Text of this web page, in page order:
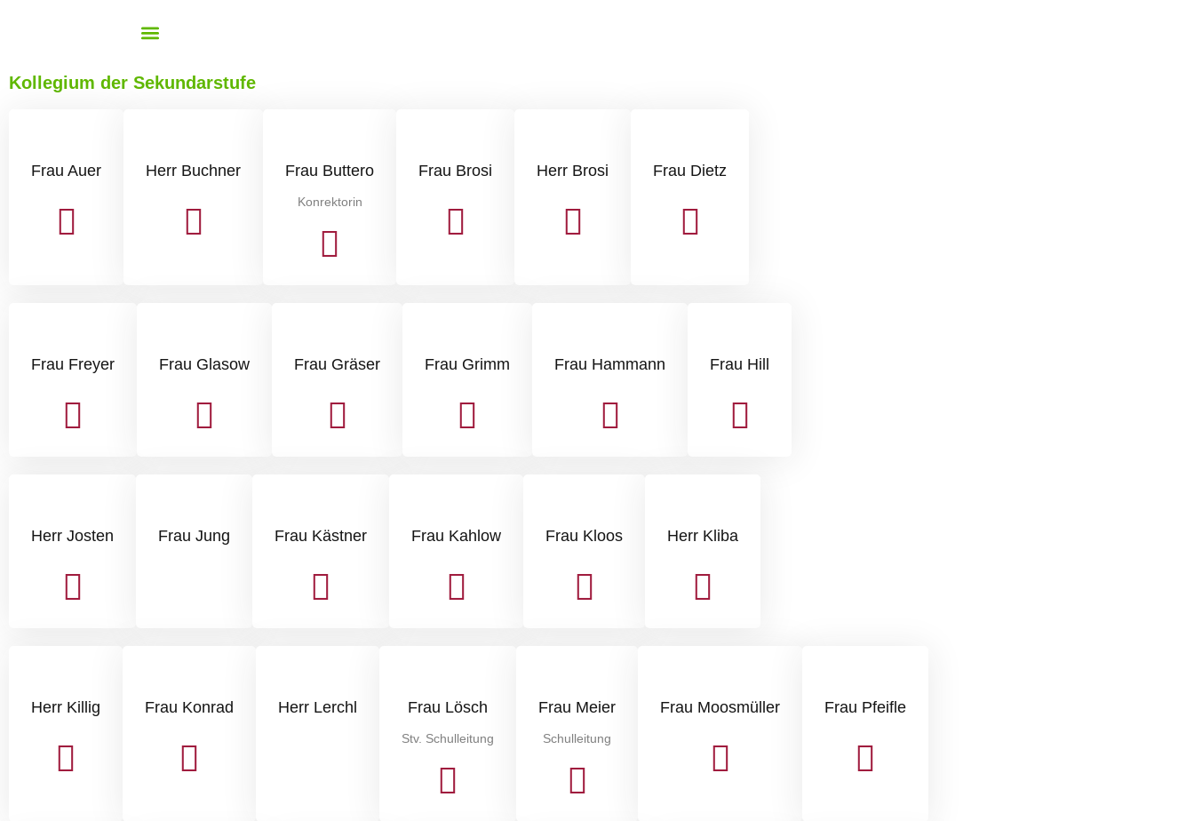
Kollegium der Sekundarstufe
Frau Auer Herr Buchner Frau Buttero
Konrektorin
Frau Brosi Herr Brosi Frau Dietz
Frau Freyer Frau Glasow Frau Gräser Frau Grimm Frau Hammann Frau Hill
Herr Josten Frau Jung Frau Kästner Frau Kahlow Frau Kloos Herr Kliba
Herr Killig Frau Konrad Herr Lerchl Frau Lösch
Stv. Schulleitung
Frau Meier
Schulleitung
Frau Moosmüller Frau Pfeifle